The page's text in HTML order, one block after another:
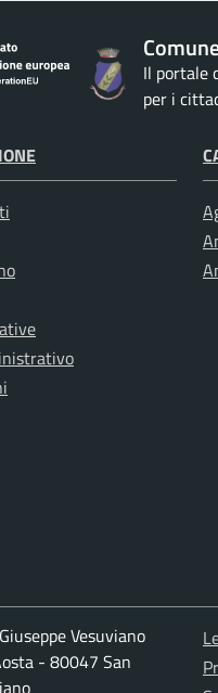
Il portale
per i
Vesuviano
- 80047 San